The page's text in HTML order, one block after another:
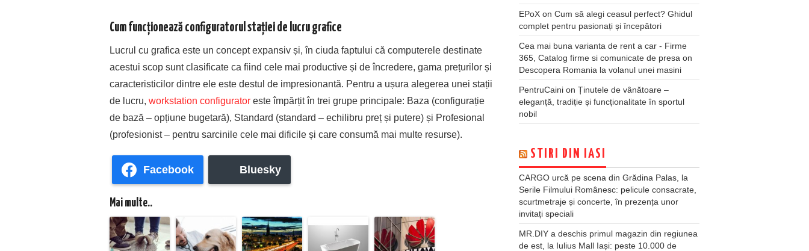
Cum funcționează configuratorul stației de lucru grafice
Lucrul cu grafica este un concept expansiv și, în ciuda faptului că computerele destinate
acestui scop sunt clasificate ca fiind cele mai productive și de încredere, gama prețurilor și
caracteristicilor dintre ele este destul de impresionantă. Pentru a ușura alegerea unei stații
de lucru, workstation configurator este împărțit în trei grupe principale: Baza (configurație
de bază – opțiune bugetară), Standard (standard – echilibru preț și putere) și Profesional
(profesionist – pentru sarcinile cele mai dificile și care consumă mai multe resurse).
Facebook Bluesky
Mai multe..
EPoX on Cum să alegi ceasul perfect? Ghidul
complet pentru pasionați și începători
Cea mai buna varianta de rent a car - Firme
365, Catalog firme si comunicate de presa on
Descopera Romania la volanul unei masini
PentruCaini on Ținutele de vânătoare –
eleganță, tradiție și funcționalitate în sportul
nobil
STIRI DIN IASI
CARGO urcă pe scena din Grădina Palas, la
Serile Filmului Românesc: pelicule consacrate,
scurtmetraje și concerte, în prezența unor
invitați speciali
MR.DIY a deschis primul magazin din regiunea
de est, la Iulius Mall Iași: peste 10.000 de